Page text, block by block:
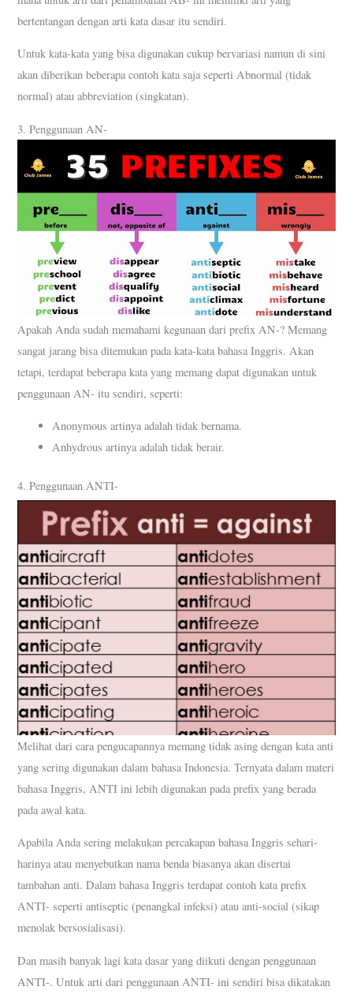
bertentangan dengan arti kata dasar itu sendiri.
Untuk kata-kata yang bisa digunakan cukup bervariasi namun di sini
akan diberikan beberapa contoh kata saja seperti Abnormal (tidak
normal) atau abbreviation (singkatan).
3. Penggunaan AN-
Apakah Anda sudah memahami kegunaan dari prefix AN-? Memang
sangat jarang bisa ditemukan pada kata-kata bahasa Inggris. Akan
tetapi, terdapat beberapa kata yang memang dapat digunakan untuk
penggunaan AN- itu sendiri, seperti:
Anonymous artinya adalah tidak bernama.
Anhydrous artinya adalah tidak berair.
4. Penggunaan ANTI-
Melihat dari cara pengucapannya memang tidak asing dengan kata anti
yang sering digunakan dalam bahasa Indonesia. Ternyata dalam materi
bahasa Inggris, ANTI ini lebih digunakan pada prefix yang berada
pada awal kata.
Apabila Anda sering melakukan percakapan bahasa Inggris sehari-
harinya atau menyebutkan nama benda biasanya akan disertai
tambahan anti. Dalam bahasa Inggris terdapat contoh kata prefix
ANTI- seperti antiseptic (penangkal infeksi) atau anti-social (sikap
menolak bersosialisasi).
Dan masih banyak lagi kata dasar yang diikuti dengan penggunaan
ANTI-. Untuk arti dari penggunaan ANTI- ini sendiri bisa dikatakan